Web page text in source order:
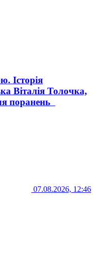
Історія
Віталія Толочка,
поранень
07.08.2026, 12:46